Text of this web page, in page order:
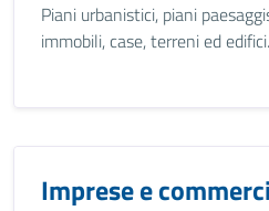
Piani urbanistici, piani
immobili, case, terreni ed edifici.
Imprese e